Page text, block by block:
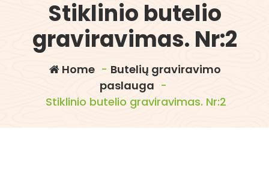
Stiklinio butelio
graviravimas. Nr:2
Home - Butelių graviravimo
paslauga -
Stiklinio butelio graviravimas. Nr:2